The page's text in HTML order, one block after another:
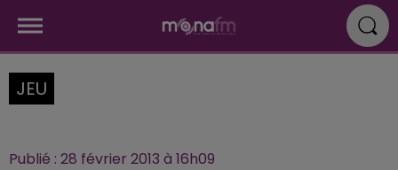
JEU
Publié : 28 février 2013 à 16h09